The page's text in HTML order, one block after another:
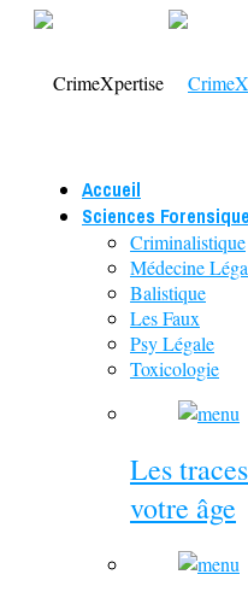
Accueil
Sciences
Criminalistique
Médecine
Balistique
Les Faux
Psy Légale
Toxicologie
Les
votre âge